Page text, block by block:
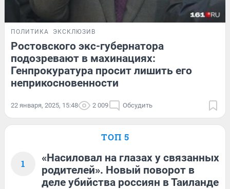
ПОЛИТИКА ЭКСКЛЮЗИВ
Ростовского экс-губернатора
подозревают в махинациях:
Генпрокуратура просит лишить его
неприкосновенности
22 января, 2025, 15:48 2 009 Обсудить
ТОП 5
1
«Насиловал на глазах у связанных
родителей». Новый поворот в
деле убийства россиян в Таиланде